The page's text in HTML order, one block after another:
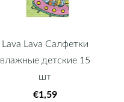
Lava Lava Салфетки
влажные детские 15
шт
€1,59